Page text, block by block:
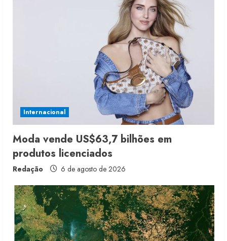
n
g
Internacional
Moda vende US$63,7 bilhões em
produtos licenciados
Redação 6 de agosto de 2026